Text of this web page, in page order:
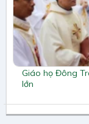
Giáo họ Đông
lớn